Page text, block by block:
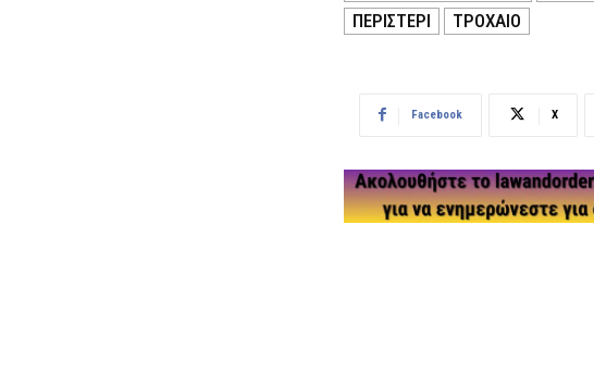
ΠΕΡΙΣΤΕΡΙ
ΤΡΟΧΑΙΟ
Facebook X